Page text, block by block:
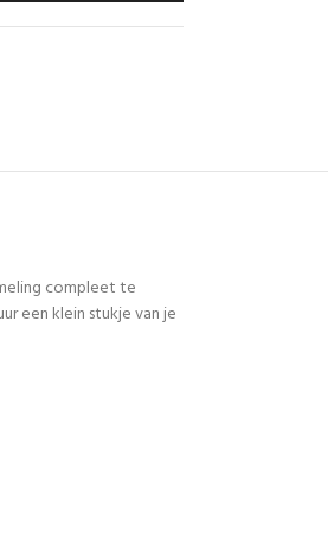
compleet te
een klein stukje van je